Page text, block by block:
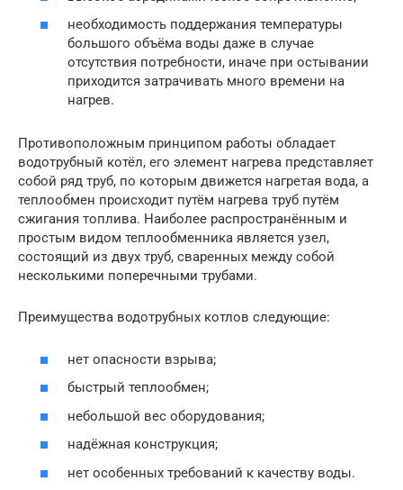
необходимость поддержания температуры
большого объёма воды даже в случае
отсутствия потребности, иначе при остывании
приходится затрачивать много времени на
нагрев.
Противоположным принципом работы обладает
водотрубный котёл, его элемент нагрева представляет
собой ряд труб, по которым движется нагретая вода, а
теплообмен происходит путём нагрева труб путём
сжигания топлива. Наиболее распространённым и
простым видом теплообменника является узел,
состоящий из двух труб, сваренных между собой
несколькими поперечными трубами.
Преимущества водотрубных котлов следующие:
нет опасности взрыва;
быстрый теплообмен;
небольшой вес оборудования;
надёжная конструкция;
нет особенных требований к качеству воды.